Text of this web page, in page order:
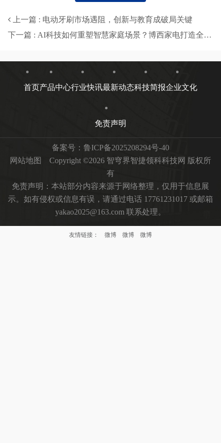
上一篇 : 电动牙刷市场遇阻，创新与教育成破局关键
下一篇 : AI科技如何重塑智慧家庭场景？博西家电打造全屋智能新体验
首页产品中心行业快讯最新动态科技简报企业文化
免责声明
备案号： 鲁ICP备2025208294号-40
网站地图
Copyright ©2026 智穹界智捷领科科技网 版权所
有
免责声明：本站部分内容来源于网络整理，仅用于信息展
示。如有侵权或信息有误，请通过电话 17761231017 或邮箱
yakao2025@163.com 联系处理。
友情链接： 微博 微博 微博